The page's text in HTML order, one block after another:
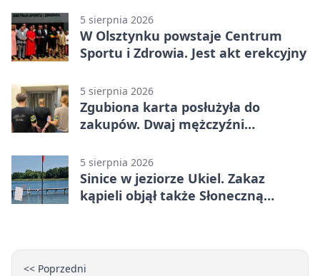
5 sierpnia 2026
W Olsztynku powstaje Centrum
Sportu i Zdrowia. Jest akt erekcyjny
5 sierpnia 2026
Zgubiona karta posłużyła do
zakupów. Dwaj mężczyźni
5 sierpnia 2026
Sinice w jeziorze Ukiel. Zakaz
kąpieli objął także Słoneczną
<< Poprzedni